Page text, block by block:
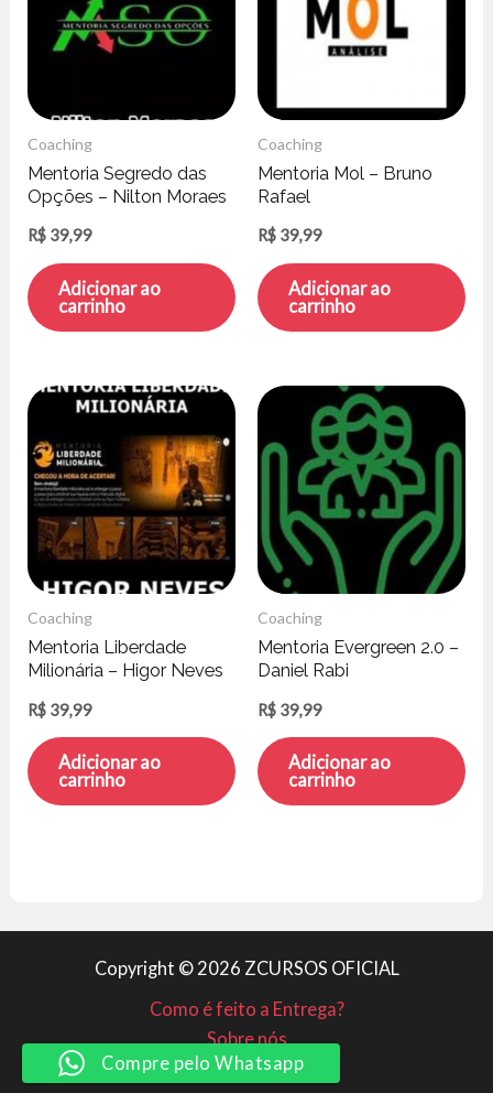
Coaching
Mentoria Segredo das
Opções – Nilton Moraes
R$ 39,99
Adicionar ao
carrinho
Coaching
Mentoria Mol – Bruno
Rafael
R$ 39,99
Adicionar ao
carrinho
Coaching
Mentoria Liberdade
Milionária – Higor Neves
R$ 39,99
Adicionar ao
carrinho
Coaching
Mentoria Evergreen 2.0 –
Daniel Rabi
R$ 39,99
Adicionar ao
carrinho
Copyright © 2026 ZCURSOS OFICIAL
Como é feito a Entrega?
Sobre nós
Minha conta
Compre pelo Whatsapp